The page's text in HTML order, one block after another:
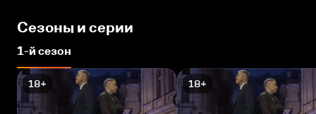
Сезоны и серии
1-й сезон
18+ 18+